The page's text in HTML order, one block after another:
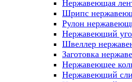
Нержавеющая
Шрипс
Рулон
Нержавеющий
Швеллер
Заготовка
Нержавеющее
Нержавеющий